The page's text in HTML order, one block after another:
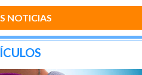
NOTICIAS